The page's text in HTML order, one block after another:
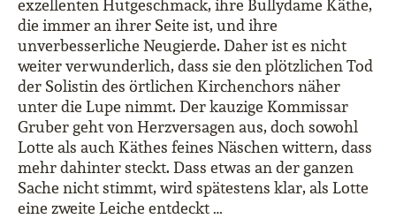
exzellenten Hutgeschmack, ihre Bullydame Käthe,
die immer an ihrer Seite ist, und ihre
unverbesserliche Neugierde. Daher ist es nicht
weiter verwunderlich, dass sie den plötzlichen Tod
der Solistin des örtlichen Kirchenchors näher
unter die Lupe nimmt. Der kauzige Kommissar
Gruber geht von Herzversagen aus, doch sowohl
Lotte als auch Käthes feines Näschen wittern, dass
mehr dahinter steckt. Dass etwas an der ganzen
Sache nicht stimmt, wird spätestens klar, als Lotte
eine zweite Leiche entdeckt …